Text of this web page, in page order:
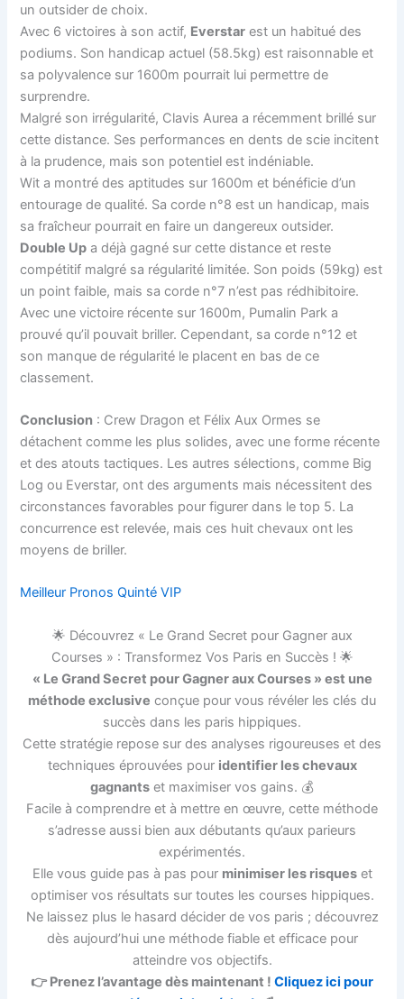
un outsider de choix.
Avec 6 victoires à son actif, Everstar est un habitué des
podiums. Son handicap actuel (58.5kg) est raisonnable et
sa polyvalence sur 1600m pourrait lui permettre de
surprendre.
Malgré son irrégularité, Clavis Aurea a récemment brillé sur
cette distance. Ses performances en dents de scie incitent
à la prudence, mais son potentiel est indéniable.
Wit a montré des aptitudes sur 1600m et bénéficie d’un
entourage de qualité. Sa corde n°8 est un handicap, mais
sa fraîcheur pourrait en faire un dangereux outsider.
Double Up a déjà gagné sur cette distance et reste
compétitif malgré sa régularité limitée. Son poids (59kg) est
un point faible, mais sa corde n°7 n’est pas rédhibitoire.
Avec une victoire récente sur 1600m, Pumalin Park a
prouvé qu’il pouvait briller. Cependant, sa corde n°12 et
son manque de régularité le placent en bas de ce
classement.
Conclusion : Crew Dragon et Félix Aux Ormes se
détachent comme les plus solides, avec une forme récente
et des atouts tactiques. Les autres sélections, comme Big
Log ou Everstar, ont des arguments mais nécessitent des
circonstances favorables pour figurer dans le top 5. La
concurrence est relevée, mais ces huit chevaux ont les
moyens de briller.
Meilleur Pronos Quinté VIP
🌟 Découvrez « Le Grand Secret pour Gagner aux
Courses » : Transformez Vos Paris en Succès ! 🌟
« Le Grand Secret pour Gagner aux Courses » est une
méthode exclusive conçue pour vous révéler les clés du
succès dans les paris hippiques.
Cette stratégie repose sur des analyses rigoureuses et des
techniques éprouvées pour identifier les chevaux
gagnants et maximiser vos gains. 💰
Facile à comprendre et à mettre en œuvre, cette méthode
s’adresse aussi bien aux débutants qu’aux parieurs
expérimentés.
Elle vous guide pas à pas pour minimiser les risqueset
optimiser vos résultats sur toutes les courses hippiques.
Ne laissez plus le hasard décider de vos paris ; découvrez
dès aujourd’hui une méthode fiable et efficace pour
atteindre vos objectifs.
👉 Prenez l’avantage dès maintenant ! Cliquez ici pour